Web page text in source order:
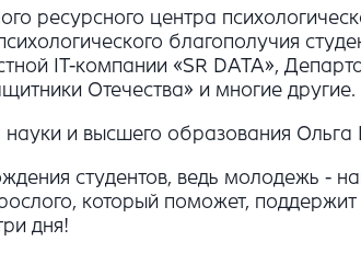
ресурсного центра
благополучия
IT-компании «SR DATA»,
Отечества» и многие другие.
и высшего образования Ольга
студентов, ведь молодежь -
который поможет,
дня!